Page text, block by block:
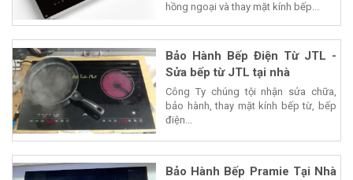
hồng ngoại và thay mặt kính bếp...
Bảo Hành Bếp Điện Từ JTL -
Sửa bếp từ JTL tại nhà
Công Ty chúng tội nhận sửa chữa,
bảo hành, thay mặt kính bếp từ, bếp
điện...
Bảo Hành Bếp Pramie Tại Nhà